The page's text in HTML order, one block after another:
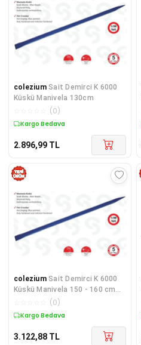
colezium Sait Demirci K 6000
Küskü Manivela 130cm
(0)
Kargo Bedava
2.896,99 TL
colezium Sait Demirci K 6000
Küskü Manivela 150 - 160 cm
(0)
Kargo Bedava
3.122,88 TL